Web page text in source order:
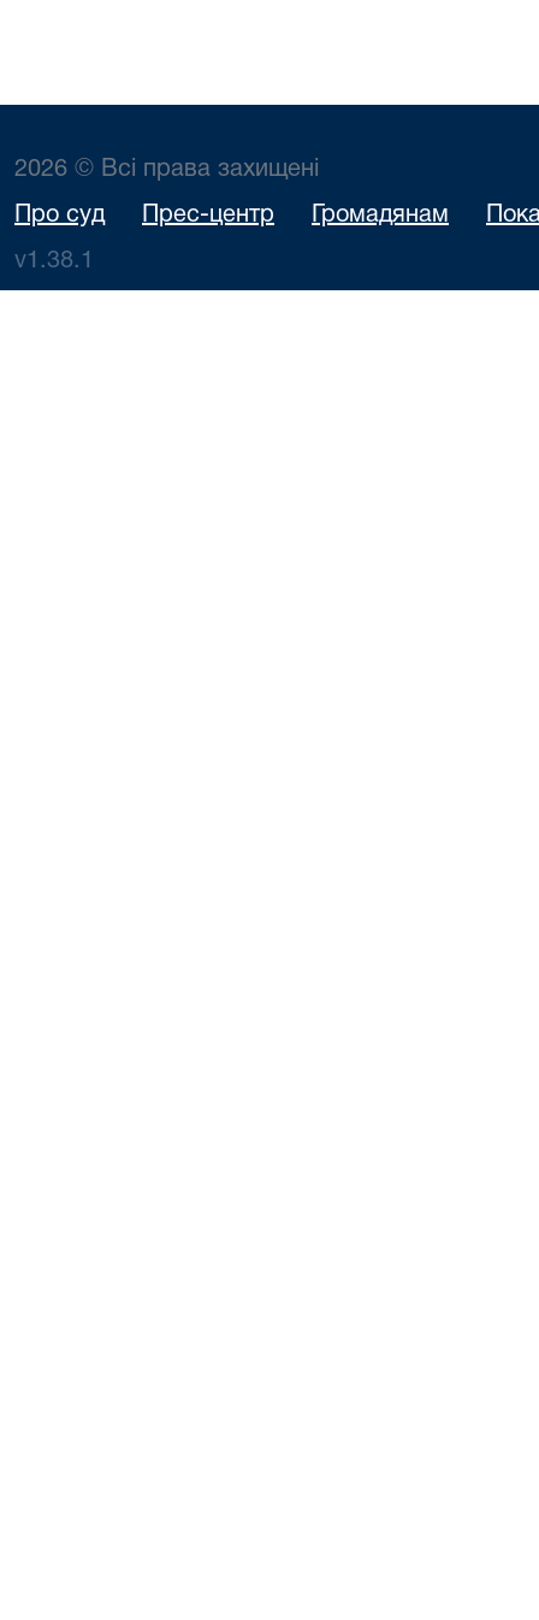
2026 © Всі права захищені
Про суд Прес-центр Громадянам
v1.38.1